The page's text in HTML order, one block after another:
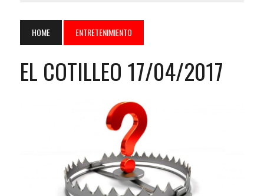
HOME ENTRETENIMIENTO
EL COTILLEO 17/04/2017